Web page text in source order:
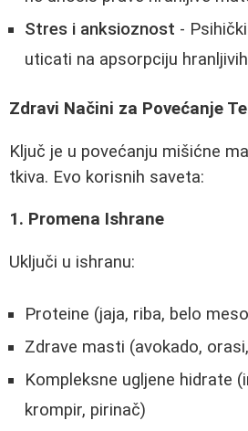
Stres i anksioznost -
uticati na apsorpciju
Zdravi Načini za Povećanje
Ključ je u povećanju mišićne
tkiva. Evo korisnih saveta:
1. Promena Ishrane
Uključi u ishranu:
Proteine (jaja, riba, belo
Zdrave masti (avokado,
Kompleksne ugljene hidrate
krompir, pirinač)